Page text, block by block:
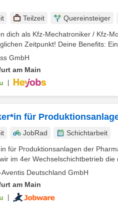
Teilzeit Quereinsteiger
dich als Kfz-Mechatroniker / Kfz-
Zeitpunkt! Deine Benefits:
GmbH
am Main
für
JobRad
Schichtarbeit
für Produktionsanlagen der
im 4er Wechselschichtbetrieb die
Aventis Deutschland GmbH
am Main